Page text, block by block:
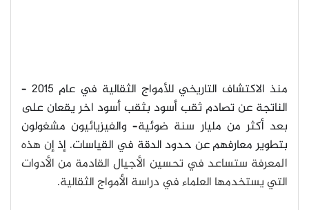
منذ الاكتشاف التاريخي للأمواج الثقالية في عام 2015 –
الناتجة عن تصادم ثقب أسود بثقب أسود اخر يقعان على
بعد أكثر من مليار سنة ضوئية– والفيزيائيون مشغولون
بتطوير معارفهم عن حدود الدقة في القياسات. إذ إن هذه
المعرفة ستساعد في تحسين الأجيال القادمة من الأدوات
التي يستخدمها العلماء في دراسة الأمواج الثقالية.